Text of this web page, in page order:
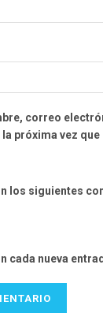
correo
próxima vez
los siguientes
cada nueva